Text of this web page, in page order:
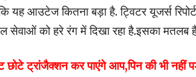
यह आउटेज कितना बड़ा है. ट्विटर यूजर्स
सेवाओं को हरे रंग में दिखा रहा है.इसका मतलब
ट्रांजैक्शन कर पाएंगे आप,पिन की भी नहीं